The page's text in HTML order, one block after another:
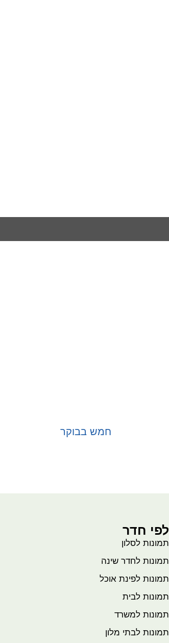
חמש בבוקר
לפי חדר
תמונות לסלון
תמונות לחדר שינה
תמונות לפינת אוכל
תמונות לבית
תמונות למשרד
תמונות לבתי מלון